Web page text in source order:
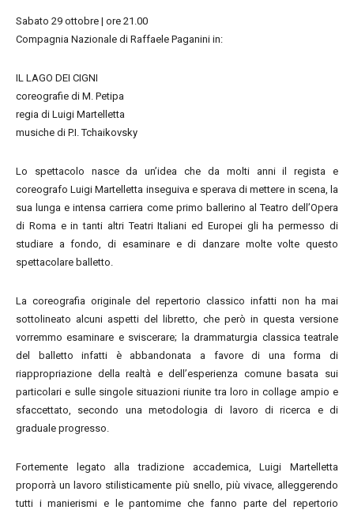
Sabato 29 ottobre | ore 21.00
Compagnia Nazionale di Raffaele Paganini in:
IL LAGO DEI CIGNI
coreografie di M. Petipa
regia di Luigi Martelletta
musiche di P.I. Tchaikovsky
Lo spettacolo nasce da un’idea che da molti anni il regista e
coreografo Luigi Martelletta inseguiva e sperava di mettere in scena, la
sua lunga e intensa carriera come primo ballerino al Teatro dell’Opera
di Roma e in tanti altri Teatri Italiani ed Europei gli ha permesso di
studiare a fondo, di esaminare e di danzare molte volte questo
spettacolare balletto.
La coreografia originale del repertorio classico infatti non ha mai
sottolineato alcuni aspetti del libretto, che però in questa versione
vorremmo esaminare e sviscerare; la drammaturgia classica teatrale
del balletto infatti è abbandonata a favore di una forma di
riappropriazione della realtà e dell’esperienza comune basata sui
particolari e sulle singole situazioni riunite tra loro in collage ampio e
sfaccettato, secondo una metodologia di lavoro di ricerca e di
graduale progresso.
Fortemente legato alla tradizione accademica, Luigi Martelletta
proporrà un lavoro stilisticamente più snello, più vivace, alleggerendo
tutti i manierismi e le pantomime che fanno parte del repertorio